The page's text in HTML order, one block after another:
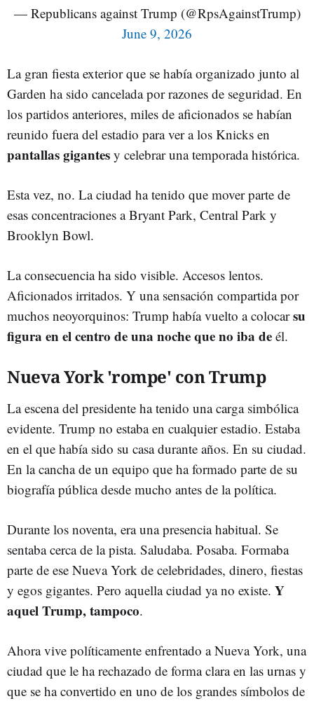
— Republicans against Trump (@RpsAgainstTrump)
June 9, 2026
La gran fiesta exterior que se había organizado junto al
Garden ha sido cancelada por razones de seguridad. En
los partidos anteriores, miles de aficionados se habían
reunido fuera del estadio para ver a los Knicks en
pantallas gigantes y celebrar una temporada histórica.
Esta vez, no. La ciudad ha tenido que mover parte de
esas concentraciones a Bryant Park, Central Park y
Brooklyn Bowl.
La consecuencia ha sido visible. Accesos lentos.
Aficionados irritados. Y una sensación compartida por
muchos neoyorquinos: Trump había vuelto a colocarsu
figura en el centro de una noche que no iba de él.
Nueva York 'rompe' con Trump
La escena del presidente ha tenido una carga simbólica
evidente. Trump no estaba en cualquier estadio. Estaba
en el que había sido su casa durante años. En su ciudad.
En la cancha de un equipo que ha formado parte de su
biografía pública desde mucho antes de la política.
Durante los noventa, era una presencia habitual. Se
sentaba cerca de la pista. Saludaba. Posaba. Formaba
parte de ese Nueva York de celebridades, dinero, fiestas
y egos gigantes. Pero aquella ciudad ya no existe. Y
aquel Trump, tampoco.
Ahora vive políticamente enfrentado a Nueva York, una
ciudad que le ha rechazado de forma clara en las urnas y
que se ha convertido en uno de los grandes símbolos de